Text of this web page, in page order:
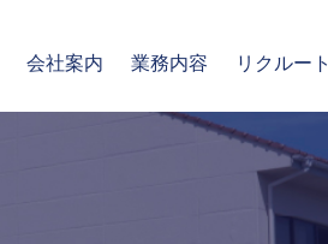
会社案内 業務内容 リクルート